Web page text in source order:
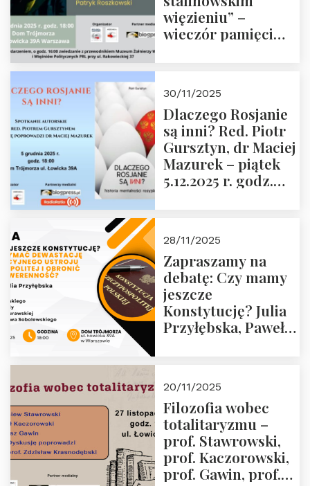
więzieniu” –
wieczór pamięci
zwiedzanie
Muzeum Żołnierzy
Wyklętych i
Więźniów
Politycznych PRL o
godz. 16:00 – 19
30/11/2025
Dlaczego Rosjanie
są inni? Red. Piotr
Gursztyn, dr Maciej
Mazurek – piątek
5.12.2025 r. godz.
28/11/2025
Zapraszamy na
debatę: Czy mamy
jeszcze
Konstytucję? Julia
Przyłębska, Paweł
Przemysław
Sobolewski – 4
grudnia 2025 r.
godz. 18:00.
20/11/2025
Filozofia wobec
totalitaryzmu –
prof. Stawrowski,
prof. Kaczorowski,
prof. Gawin, prof.